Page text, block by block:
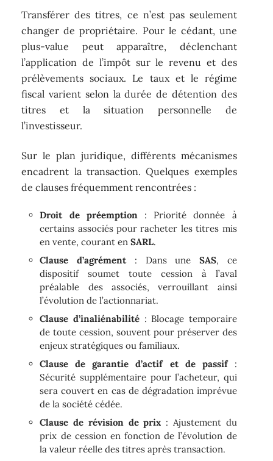
Transférer des titres, ce n’est pas seulement
changer de propriétaire. Pour le cédant, une
plus-value peut apparaître, déclenchant
l’application de l’impôt sur le revenu et des
prélèvements sociaux. Le taux et le régime
fiscal varient selon la durée de détention des
titres et la situation personnelle de
l’investisseur.
Sur le plan juridique, différents mécanismes
encadrent la transaction. Quelques exemples
de clauses fréquemment rencontrées :
Droit de préemption: Priorité donnée à
certains associés pour racheter les titres mis
en vente, courant enSARL.
Clause d’agrément: Dans une SAS, ce
dispositif soumet toute cession à l’aval
préalable des associés, verrouillant ainsi
l’évolution de l’actionnariat.
Clause d’inaliénabilité: Blocage temporaire
de toute cession, souvent pour préserver des
enjeux stratégiques ou familiaux.
Clause de garantie d’actif et de passif:
Sécurité supplémentaire pour l’acheteur, qui
sera couvert en cas de dégradation imprévue
de la société cédée.
Clause de révision de prix : Ajustement du
prix de cession en fonction de l’évolution de
la valeur réelle des titres après transaction.